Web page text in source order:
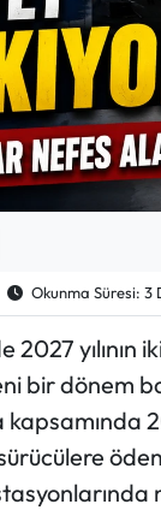
Okunma Süresi: 3
2027 yılının
bir dönem
kapsamında